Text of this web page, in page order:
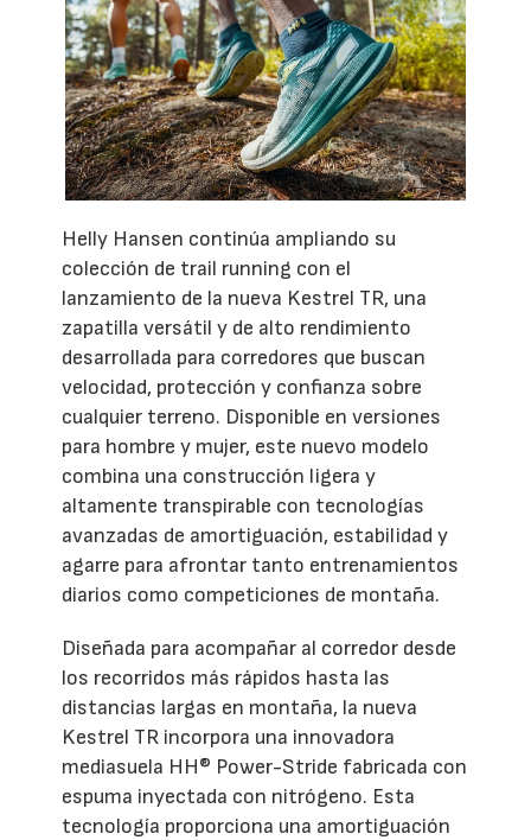
Helly Hansen continúa ampliando su
colección de trail running con el
lanzamiento de la nueva Kestrel TR, una
zapatilla versátil y de alto rendimiento
desarrollada para corredores que buscan
velocidad, protección y confianza sobre
cualquier terreno. Disponible en versiones
para hombre y mujer, este nuevo modelo
combina una construcción ligera y
altamente transpirable con tecnologías
avanzadas de amortiguación, estabilidad y
agarre para afrontar tanto entrenamientos
diarios como competiciones de montaña.
Diseñada para acompañar al corredor desde
los recorridos más rápidos hasta las
distancias largas en montaña, la nueva
Kestrel TR incorpora una innovadora
mediasuela HH® Power-Stride fabricada con
espuma inyectada con nitrógeno. Esta
tecnología proporciona una amortiguación